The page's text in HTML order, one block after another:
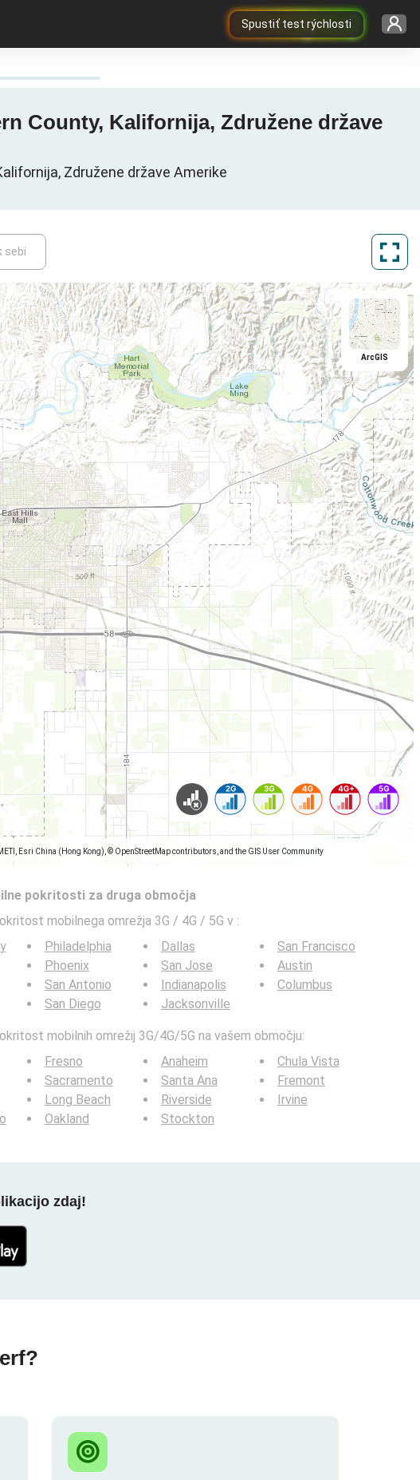
Spustiť test rýchlosti
County, Kalifornija, Združene države
Združene države Amerike
sebi
Esri China (Hong Kong), © OpenStreetMap contributors, and the GIS User Community
ArcGIS
pokritosti za druga območja
mobilnega omrežja 3G / 4G / 5G v :
Philadelphia
Phoenix
San Antonio
San Diego
Dallas
San Jose
Indianapolis
Jacksonville
San Francisco
Austin
Columbus
mobilnih omrežij 3G/4G/5G na vašem območju:
Fresno
Sacramento
Long Beach
Oakland
Anaheim
Santa Ana
Riverside
Stockton
Chula Vista
Fremont
Irvine
zdaj!